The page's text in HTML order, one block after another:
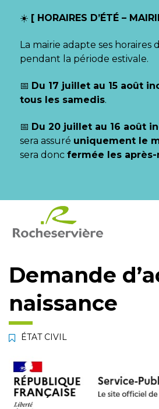
☀️ [ HORAIRES D’ÉTÉ –
La mairie adapte ses horaires
pendant la période estivale.
📅 Du 17 juillet au 15 août
tous les samedis.
📅 Du 20 juillet au 16 août
sera assuré uniquement le
sera donc fermée les
contenu
pied
Demande
naissance
ÉTAT CIVIL